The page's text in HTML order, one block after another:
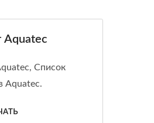
Aquatec
Список
Aquatec.